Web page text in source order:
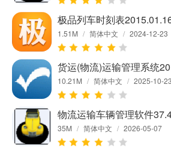
极品列车时刻表
1.51M / 简体中文 / 2024-12-23
货运(物流)运输管理系统
10.21M / 简体中文 / 2025-10-23
物流运输车辆管理软件
35M / 简体中文 / 2026-05-07